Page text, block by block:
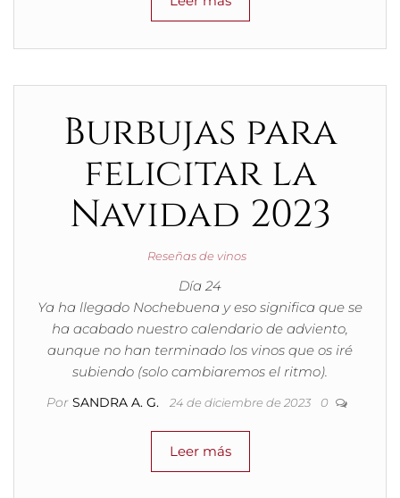
Burbujas para
felicitar la
Navidad 2023
Reseñas de vinos
Día 24
Ya ha llegado Nochebuena y eso significa que se
ha acabado nuestro calendario de adviento,
aunque no han terminado los vinos que os iré
subiendo (solo cambiaremos el ritmo).
Por SANDRA A. G. 24 de diciembre de 2023 0
Leer más